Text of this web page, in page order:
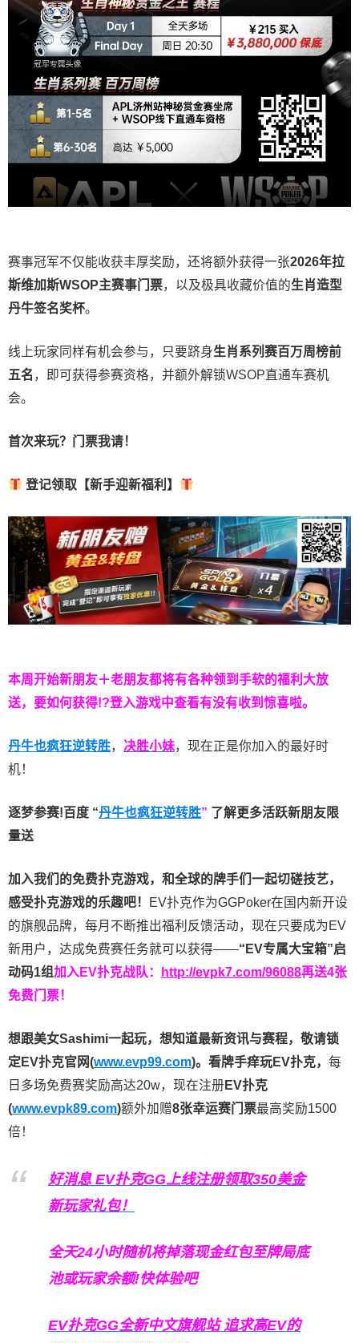
赛事冠军不仅能收获丰厚奖励，还将额外获得一张2026年拉
斯维加斯WSOP主赛事门票，以及极具收藏价值的生肖造型
丹牛签名奖杯。
线上玩家同样有机会参与，只要跻身生肖系列赛百万周榜前
五名 ，即可获得参赛资格，并额外解锁WSOP直通车赛机
会。
首次来玩？门票我请！
登记领取【新手迎新福利】
本周开始新朋友＋老朋友都将有各种领到手软的福利大放
送，要如何获得!?登入游戏中查看有没有收到惊喜啦。
丹牛也疯狂逆转胜， 决胜小妹，现在正是你加入的最好时
机！
逐梦参赛!百度 “丹牛也疯狂逆转胜” 了解更多活跃新朋友限
量送
加入我们的免费扑克游戏，和全球的牌手们一起切磋技艺，
感受扑克游戏的乐趣吧！
EV扑克作为GGPoker在国内新开设
的旗舰品牌，每月不断推出福利反馈活动，现在只要成为EV
新用户，达成免费赛任务就可以获得——“EV专属大宝箱”启
动码1组加入EV扑克战队： http://evpk7.com/96088再送4张
免费门票！
想跟美女Sashimi一起玩， 想知道最新资讯与赛程， 敬请锁
定EV扑克官网(www.evp99.com)。 看牌手痒玩EV扑克， 每
日多场免费赛奖励高达20w，现在注册 EV扑克
(www.evpk89.com)额外加赠8张幸运赛门票最高奖励1500
倍！
好消息 EV扑克GG上线注册领取350美金
新玩家礼包！
全天24小时随机将掉落现金红包至牌局底
池或玩家余额!快体验吧
EV扑克GG全新中文旗舰站追求高EV的